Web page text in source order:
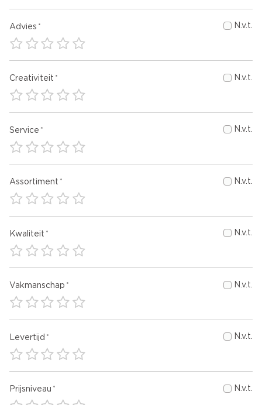
Advies N.v.t.
Creativiteit N.v.t.
Service N.v.t.
Assortiment N.v.t.
Kwaliteit N.v.t.
Vakmanschap N.v.t.
Levertijd N.v.t.
Prijsniveau N.v.t.